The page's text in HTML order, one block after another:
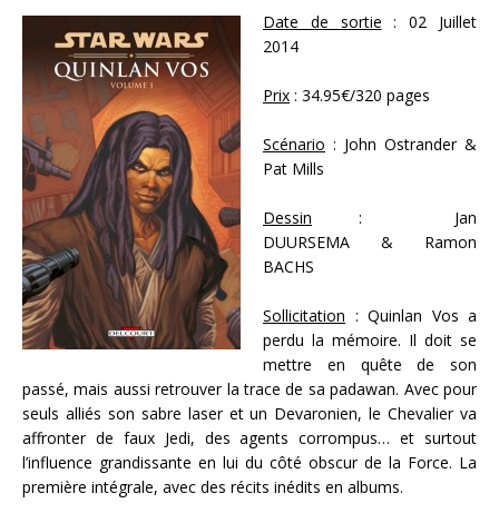
Date de sortie : 02 Juillet
2014
Prix : 34.95€/320 pages
Scénario : John Ostrander &
Pat Mills
Dessin : Jan
DUURSEMA & Ramon
BACHS
Sollicitation : Quinlan Vos a
perdu la mémoire. Il doit se
mettre en quête de son
passé, mais aussi retrouver la trace de sa padawan. Avec pour
seuls alliés son sabre laser et un Devaronien, le Chevalier va
affronter de faux Jedi, des agents corrompus… et surtout
l’influence grandissante en lui du côté obscur de la Force. La
première intégrale, avec des récits inédits en albums.